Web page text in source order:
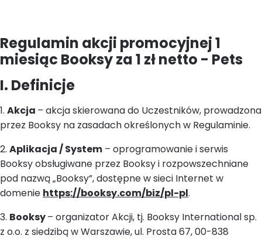
Regulamin akcji promocyjnej 1
miesiąc Booksy za 1 zł netto - Pets
I. Definicje
1. Akcja – akcja skierowana do Uczestników, prowadzona
przez Booksy na zasadach określonych w Regulaminie.
2. Aplikacja / System – oprogramowanie i serwis
Booksy obsługiwane przez Booksy i rozpowszechniane
pod nazwą „Booksy”, dostępne w sieci Internet w
domenie https://booksy.com/biz/pl-pl.
3. Booksy– organizator Akcji, tj. Booksy International sp.
z o.o. z siedzibą w Warszawie, ul. Prosta 67, 00-838